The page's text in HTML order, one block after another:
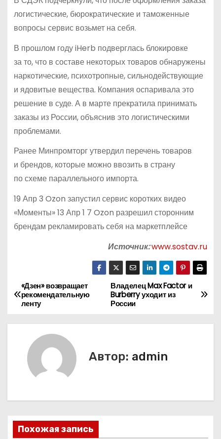
логистические, бюрократические и таможенные
вопросы сервис возьмет на себя.
В прошлом году iHerb подверглась блокировке
за то, что в составе некоторых товаров обнаружены
наркотические, психотропные, сильнодействующие
и ядовитые вещества. Компания оспаривала это
решение в суде. А в марте прекратила принимать
заказы из России, объяснив это логистическими
проблемами.
Ранее Минпромторг утвердил перечень товаров
и брендов, которые можно ввозить в страну
по схеме параллельного импорта.
19 Апр 3 Ozon запустил сервис коротких видео
«Моменты» 13 Апр 1 7 Ozon разрешил сторонним
брендам рекламировать себя на маркетплейсе
Источник:www.sostav.ru
Н
а
Владелец Max Factor и
Burberry уходит из
России
«Дзен» возвращает
рекомендательную
ленту
Автор: admin
Похожая запись